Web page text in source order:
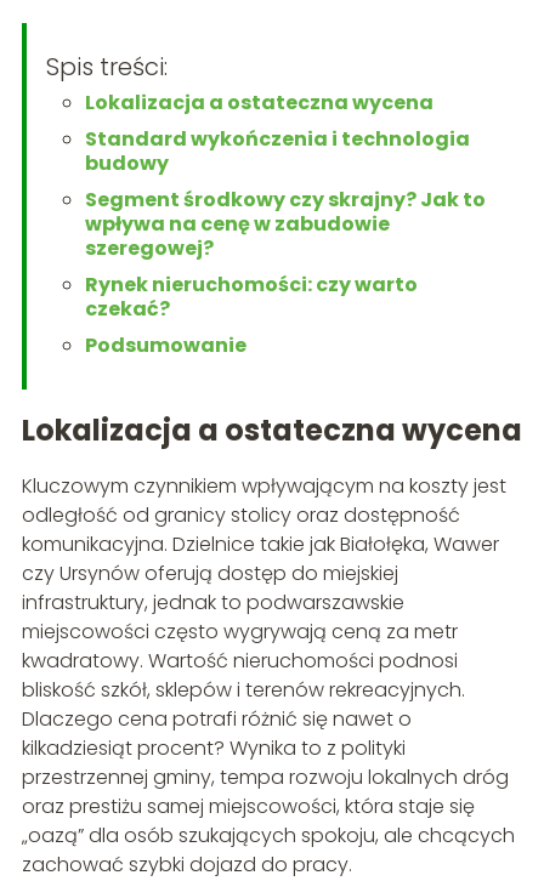
Spis treści:
Lokalizacja a ostateczna wycena
Standard wykończenia i technologia
budowy
Segment środkowy czy skrajny? Jak to
wpływa na cenę w zabudowie
szeregowej?
Rynek nieruchomości: czy warto
czekać?
Podsumowanie
Lokalizacja a ostateczna wycena
Kluczowym czynnikiem wpływającym na koszty jest
odległość od granicy stolicy oraz dostępność
komunikacyjna. Dzielnice takie jak Białołęka, Wawer
czy Ursynów oferują dostęp do miejskiej
infrastruktury, jednak to podwarszawskie
miejscowości często wygrywają ceną za metr
kwadratowy. Wartość nieruchomości podnosi
bliskość szkół, sklepów i terenów rekreacyjnych.
Dlaczego cena potrafi różnić się nawet o
kilkadziesiąt procent? Wynika to z polityki
przestrzennej gminy, tempa rozwoju lokalnych dróg
oraz prestiżu samej miejscowości, która staje się
„oazą” dla osób szukających spokoju, ale chcących
zachować szybki dojazd do pracy.